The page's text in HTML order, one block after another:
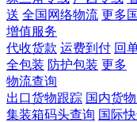
送 全国网络物流 更多
增值服务
代收货款 运费到付 回
全包装 防护包装 更多
物流查询
出口货物跟踪 国内货
集装箱码头查询 国际